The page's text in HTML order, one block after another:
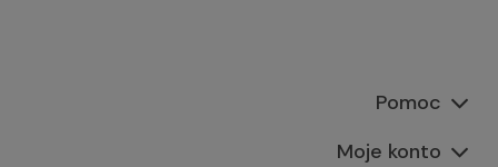
Pomoc
Moje konto